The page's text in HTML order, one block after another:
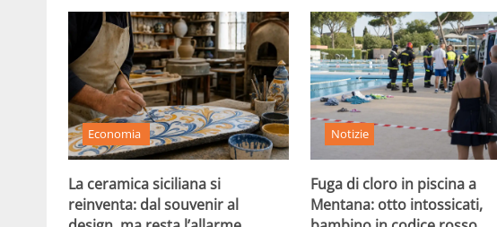
Economia
La ceramica siciliana si
reinventa: dal souvenir al
Notizie
Fuga di cloro in piscina a
Mentana: otto intossicati,